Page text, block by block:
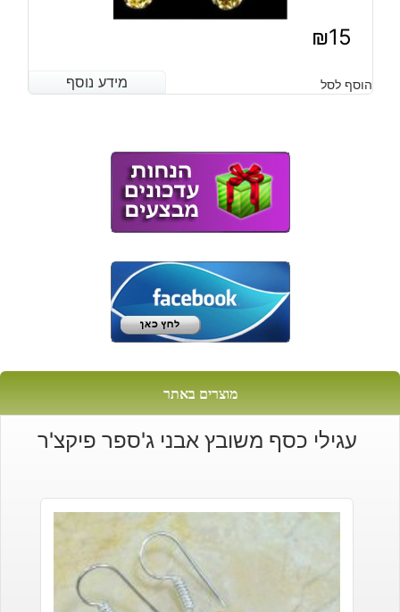
₪15
מידע נוסף הוסף לסל מידע נוסף
מוצרים באתר
עגילי כסף משובץ אבני ג'ספר פיקצ'ר